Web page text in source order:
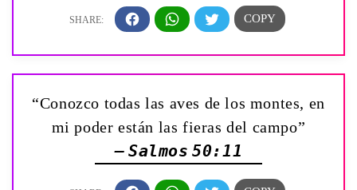
“Conozco todas las aves de los montes, en
mi poder están las fieras del campo”
— Salmos 50:11